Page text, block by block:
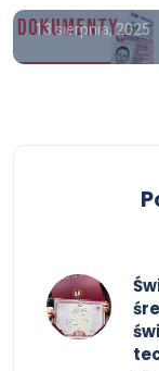
13 sierpnia, 2025